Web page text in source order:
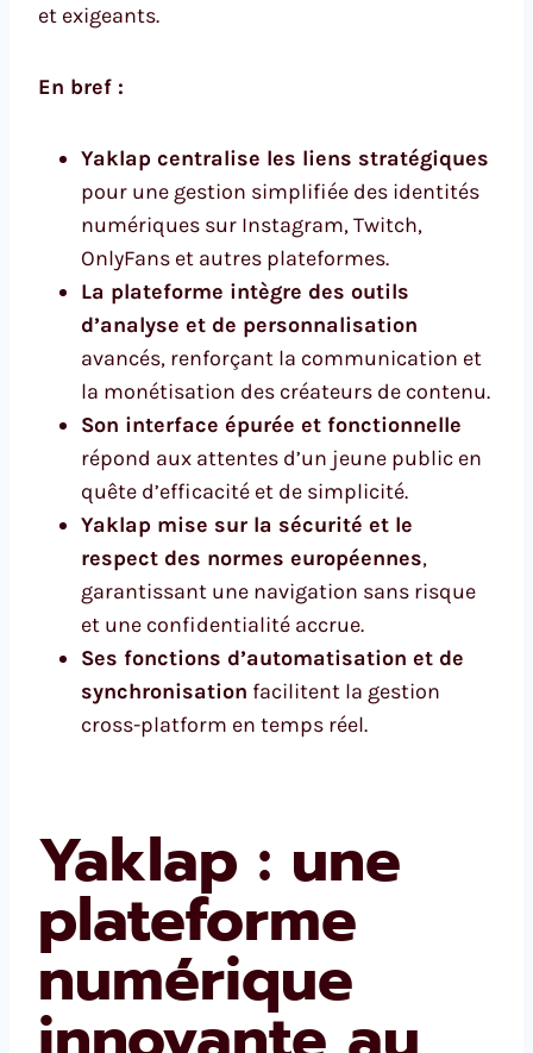
et exigeants.
En bref :
Yaklap centralise les liens stratégiques
pour une gestion simplifiée des identités
numériques sur Instagram, Twitch,
OnlyFans et autres plateformes.
La plateforme intègre des outils
d’analyse et de personnalisation
avancés, renforçant la communication et
la monétisation des créateurs de contenu.
Son interface épurée et fonctionnelle
répond aux attentes d’un jeune public en
quête d’efficacité et de simplicité.
Yaklap mise sur la sécurité et le
respect des normes européennes,
garantissant une navigation sans risque
et une confidentialité accrue.
Ses fonctions d’automatisation et de
synchronisation facilitent la gestion
cross-platform en temps réel.
Yaklap : une
plateforme
numérique